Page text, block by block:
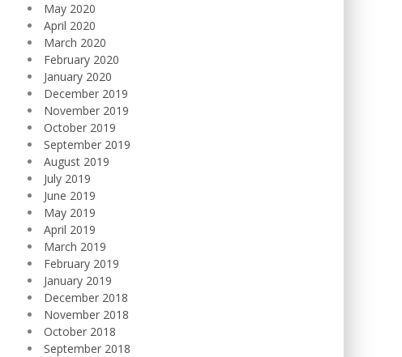
May 2020
April 2020
March 2020
February 2020
January 2020
December 2019
November 2019
October 2019
September 2019
August 2019
July 2019
June 2019
May 2019
April 2019
March 2019
February 2019
January 2019
December 2018
November 2018
October 2018
September 2018